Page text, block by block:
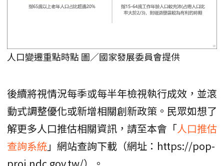
人口變遷重點時點 圖／國家發展委員會提供
後續將視情況每季或每半年檢視執行成效，並滾
動式調整優化或新增相關創新政策。民眾如想了
解更多人口推估相關資訊，請至本會「人口推估
查詢系統」網站查詢下載（網址：https://pop-